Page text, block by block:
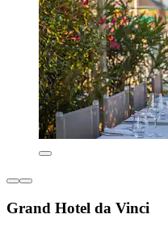
Grand Hotel da Vinci